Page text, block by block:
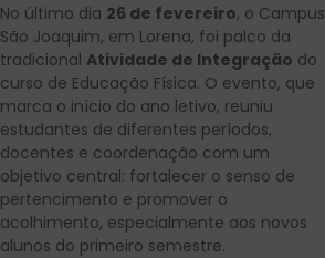
No último dia 26 de fevereiro, o Campus
São Joaquim, em Lorena, foi palco da
tradicional Atividade de Integração do
curso de Educação Física. O evento, que
marca o início do ano letivo, reuniu
estudantes de diferentes períodos,
docentes e coordenação com um
objetivo central: fortalecer o senso de
pertencimento e promover o
acolhimento, especialmente aos novos
alunos do primeiro semestre.